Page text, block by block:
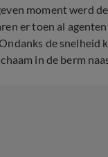
moment werd
er toen al
de
in de berm